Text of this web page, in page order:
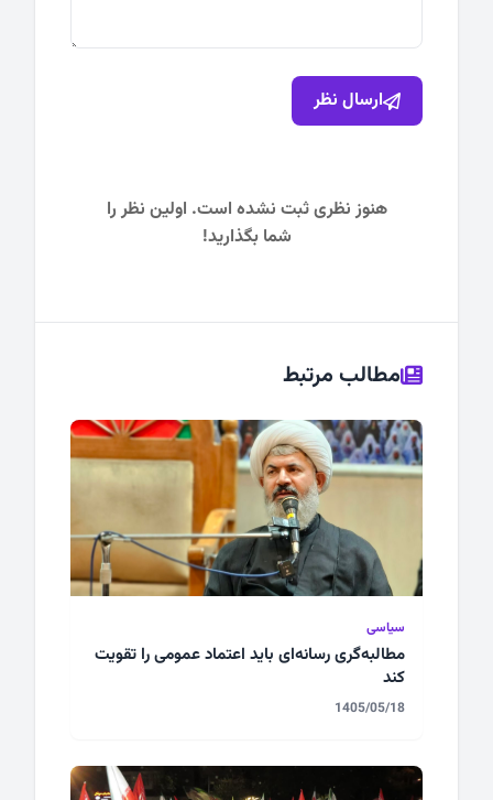
ارسال نظر
هنوز نظری ثبت نشده است. اولین نظر را
شما بگذارید!
مطالب مرتبط
سیاسی
مطالبه‌گری رسانه‌ای باید اعتماد عمومی را تقویت
کند
1405/05/18